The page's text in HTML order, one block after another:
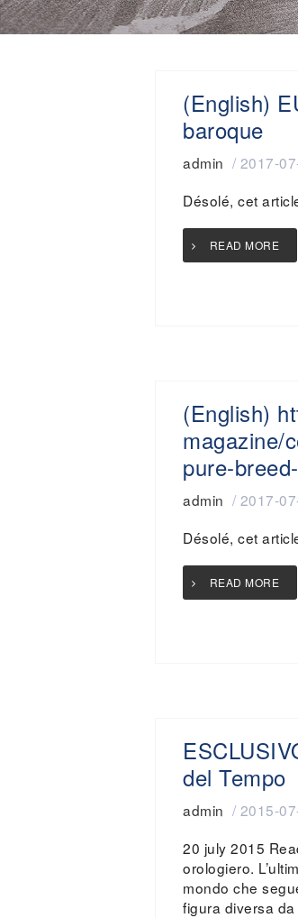
(English)
baroque
admin / 2017-
Désolé, cet
READ MORE
(English)
magazine/
pure-
admin / 2017-
Désolé, cet
READ MORE
del Tempo
admin / 2015-
20 july 2015
orologiero.
mondo che
figura diversa